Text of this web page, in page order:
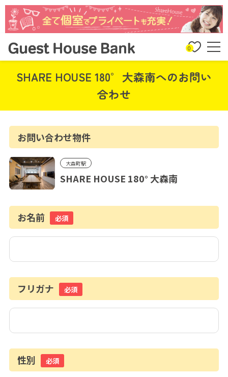
0
SHARE HOUSE 180° 大森南へのお問い
合わせ
お問い合わせ物件
大森町駅
SHARE HOUSE 180° 大森南
お名前 必須
フリガナ 必須
性別 必須